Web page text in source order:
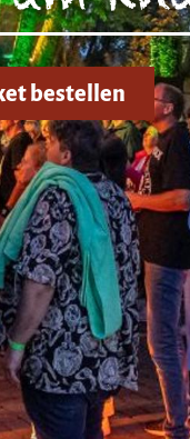
Präferenzen,
willigen Sie
werden. Die USA
unzureichendem
Ihre Daten durch
ohne
klicken und
findet die
Sie in unseren
|
bestellen